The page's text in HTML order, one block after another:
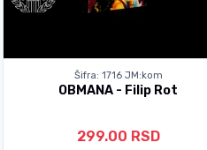
Šifra: 17681 JM:kom
BRODOLOMNICI - Graham Grin
249.00 RSD